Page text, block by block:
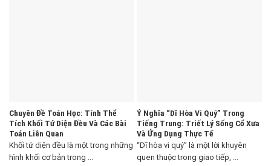
Chuyên Đề Toán Học: Tính Thể
Tích Khối Tứ Diện Đều Và Các Bài
Toán Liên Quan
Khối tứ diện đều là một trong những
hình khối cơ bản trong ...
Ý Nghĩa “Dĩ Hòa Vi Quý” Trong
Tiếng Trung: Triết Lý Sống Cổ Xưa
Và Ứng Dụng Thực Tế
“Dĩ hòa vi quý” là một lời khuyên
quen thuộc trong giao tiếp, ...